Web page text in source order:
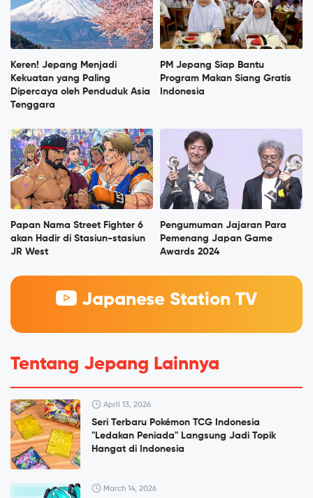
Keren! Jepang Menjadi
Kekuatan yang Paling
Dipercaya oleh Penduduk Asia
Tenggara
PM Jepang Siap Bantu
Program Makan Siang Gratis
Indonesia
Papan Nama Street Fighter 6
akan Hadir di Stasiun-stasiun
JR West
Pengumuman Jajaran Para
Pemenang Japan Game
Awards 2024
Japanese Station TV
Tentang Jepang Lainnya
April 13, 2026
Seri Terbaru Pokémon TCG Indonesia
"Ledakan Peniada" Langsung Jadi Topik
Hangat di Indonesia
March 14, 2026